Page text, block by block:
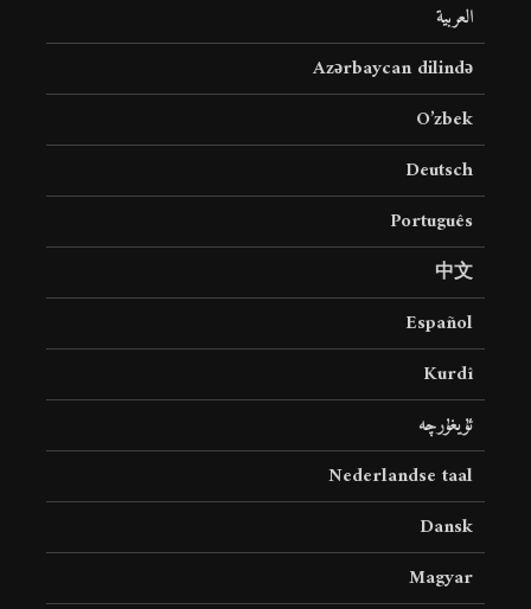
العربية
Azərbaycan dilində
O’zbek
Deutsch
Português
中文
Español
Kurdî
ئۇيغۇرچە
Nederlandse taal
Dansk
Magyar